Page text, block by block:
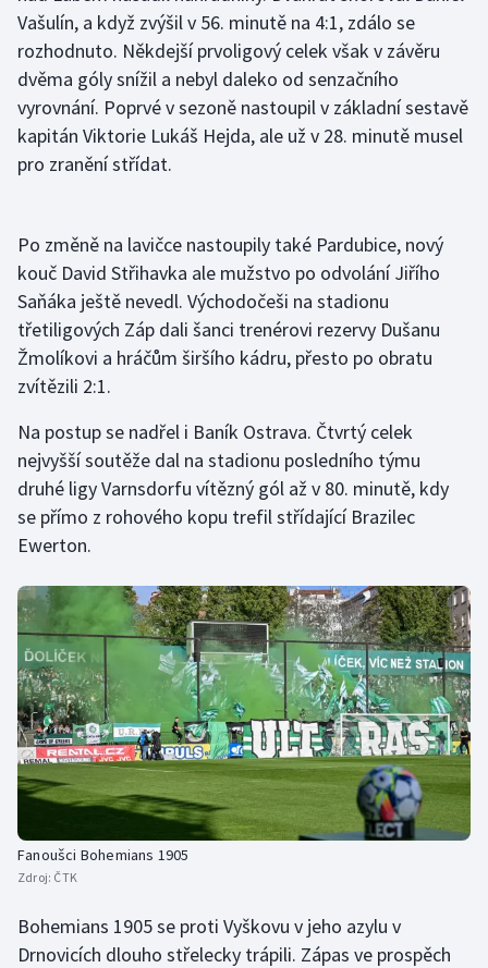
Vašulín, a když zvýšil v 56. minutě na 4:1, zdálo se
rozhodnuto. Někdejší prvoligový celek však v závěru
dvěma góly snížil a nebyl daleko od senzačního
vyrovnání. Poprvé v sezoně nastoupil v základní sestavě
kapitán Viktorie Lukáš Hejda, ale už v 28. minutě musel
pro zranění střídat.
Po změně na lavičce nastoupily také Pardubice, nový
kouč David Střihavka ale mužstvo po odvolání Jiřího
Saňáka ještě nevedl. Východočeši na stadionu
třetiligových Záp dali šanci trenérovi rezervy Dušanu
Žmolíkovi a hráčům širšího kádru, přesto po obratu
zvítězili 2:1.
Na postup se nadřel i Baník Ostrava. Čtvrtý celek
nejvyšší soutěže dal na stadionu posledního týmu
druhé ligy Varnsdorfu vítězný gól až v 80. minutě, kdy
se přímo z rohového kopu trefil střídající Brazilec
Ewerton.
Fanoušci Bohemians 1905
Zdroj: ČTK
Bohemians 1905 se proti Vyškovu v jeho azylu v
Drnovicích dlouho střelecky trápili. Zápas ve prospěch